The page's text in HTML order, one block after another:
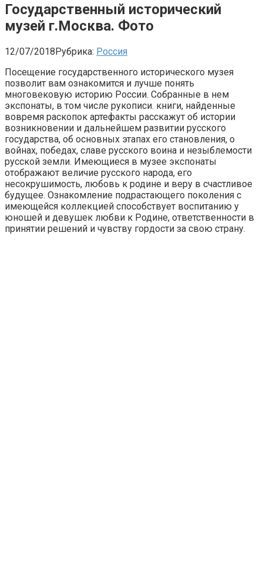
Государственный исторический
музей г.Москва. Фото
12/07/2018Рубрика: Россия
Посещение государственного исторического музея
позволит вам ознакомится и лучше понять
многовековую историю России. Собранные в нем
экспонаты, в том числе рукописи. книги, найденные
вовремя раскопок артефакты расскажут об истории
возникновении и дальнейшем развитии русского
государства, об основных этапах его становления, о
войнах, победах, славе русского воина и незыблемости
русской земли. Имеющиеся в музее экспонаты
отображают величие русского народа, его
несокрушимость, любовь к родине и веру в счастливое
будущее. Ознакомление подрастающего поколения с
имеющейся коллекцией способствует воспитанию у
юношей и девушек любви к Родине, ответственности в
принятии решений и чувству гордости за свою страну.